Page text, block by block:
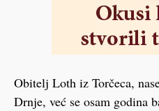
Obitelj Loth iz Torčeca,
Drnje, već se osam godina